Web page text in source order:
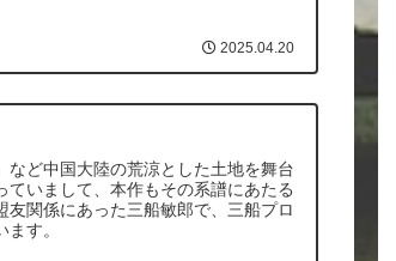
2025.04.20
など中国大陸の荒涼とした土地を舞台
ていまして、本作もその系譜にあたる
友関係にあった三船敏郎で、三船プロ
す。